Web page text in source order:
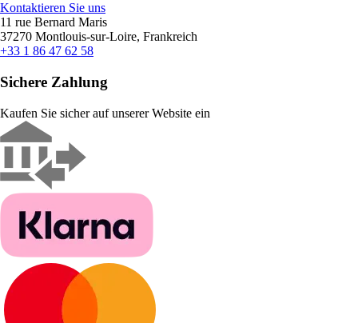
Kontaktieren Sie uns
11 rue Bernard Maris
37270 Montlouis-sur-Loire, Frankreich
+33 1 86 47 62 58
Sichere Zahlung
Kaufen Sie sicher auf unserer Website ein